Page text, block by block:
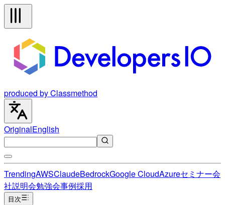
produced by Classmethod
OriginalEnglish
TrendingAWSClaudeBedrockGoogle CloudAzureセミナー会
社説明会勉強会事例採用
目次